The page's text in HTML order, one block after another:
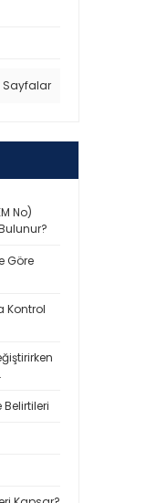
Sayfalar
No)
Göre
Kontrol
Belirtileri